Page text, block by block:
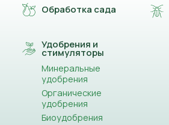
Обработка сада
Удобрения и
стимуляторы
Минеральные
удобрения
Органические
удобрения
Биоудобрения